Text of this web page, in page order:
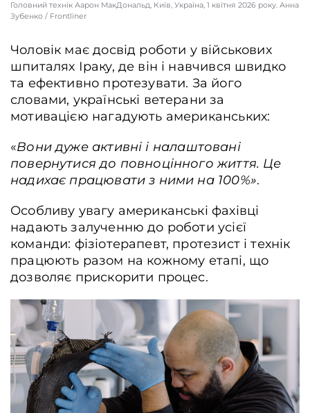
Головний технік Аарон МакДональд, Київ, Україна, 1 квітня 2026 року. Анна
Зубенко / Frontliner
Чоловік має досвід роботи у військових
шпиталях Іраку, де він і навчився швидко
та ефективно протезувати. За його
словами, українські ветерани за
мотивацією нагадують американських:
«Вони дуже активні і налаштовані
повернутися до повноцінного життя. Це
надихає працювати з ними на 100%».
Особливу увагу американські фахівці
надають залученню до роботи усієї
команди: фізіотерапевт, протезист і технік
працюють разом на кожному етапі, що
дозволяє прискорити процес.